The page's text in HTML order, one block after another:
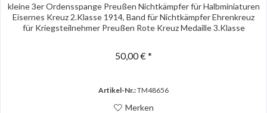
kleine 3er Ordensspange Preußen Nichtkämpfer für Halbminiaturen
Eisernes Kreuz 2.Klasse 1914, Band für Nichtkämpfer Ehrenkreuz
für Kriegsteilnehmer Preußen Rote Kreuz Medaille 3.Klasse
50,00 € *
Artikel-Nr.:TM48656
Merken